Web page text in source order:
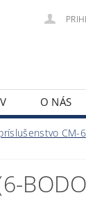
O NÁS
CM-6